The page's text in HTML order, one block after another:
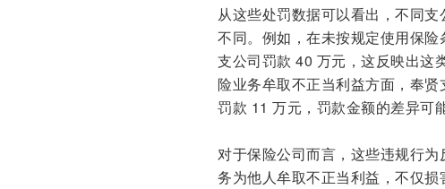
从这些处罚数据可以看出，不同
不同。例如，在未按规定使用保
支公司罚款 40 万元，这反映出这
险业务牟取不正当利益方面，奉
罚款 11 万元，罚款金额的差异可
对于保险公司而言，这些违规行
务为他人牟取不正当利益，不仅